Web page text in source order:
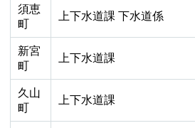
須恵
町
上下水道課 下水道係
新宮
町
上下水道課
久山
町
上下水道課